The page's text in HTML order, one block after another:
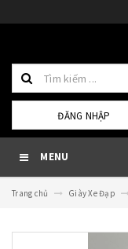
ĐĂNG NHẬP
MENU
Trang chủ Giày Xe Đạp